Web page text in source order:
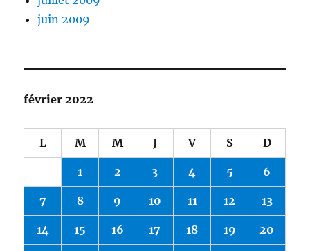
juin 2009
février 2022
L M M J V S D
1 2 3 4 5 6
7 8 9 10 11 12 13
14 15 16 17 18 19 20